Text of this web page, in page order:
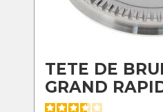
TETE DE
GRAND